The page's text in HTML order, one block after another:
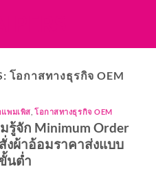
โอกาสทางธุรกิจ OEM
พมเพิส โอกาสทางธุรกิจ OEM
รู้จัก Minimum Order
งผ้าอ้อมราคาส่งแบบ
นต่ำ